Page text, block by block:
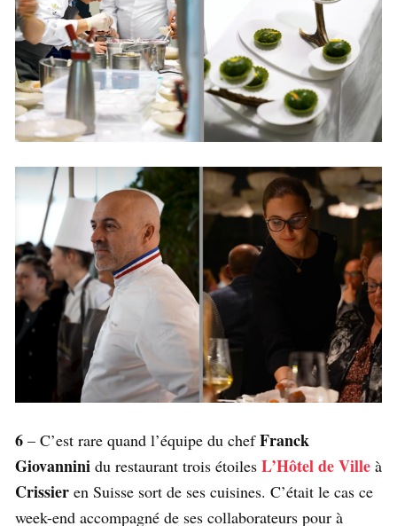
6 – C’est rare quand l’équipe du chefFranck
Giovannini du restaurant trois étoiles L’Hôtel de Ville à
Crissier en Suisse sort de ses cuisines. C’était le cas ce
week-end accompagné de ses collaborateurs pour à